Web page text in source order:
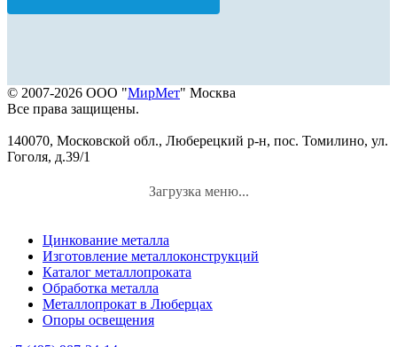
© 2007-2026 ООО "МирМет" Москва
Все права защищены.
140070, Московской обл., Люберецкий р-н, пос. Томилино, ул.
Гоголя, д.39/1
Загрузка меню...
Цинкование металла
Изготовление металлоконструкций
Каталог металлопроката
Обработка металла
Металлопрокат в Люберцах
Опоры освещения